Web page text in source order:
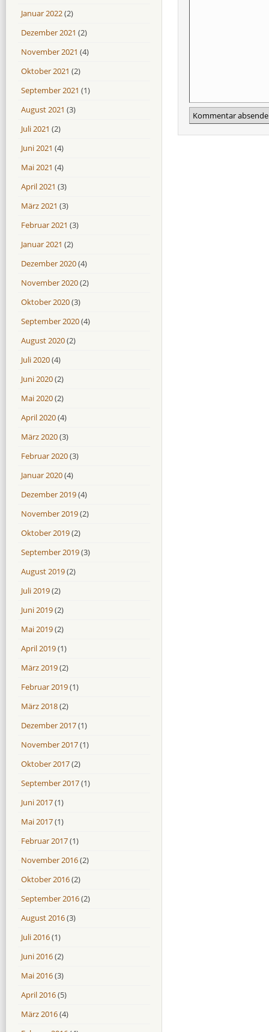
Januar 2022(2)
Dezember 2021 (2)
November 2021 (4)
Oktober 2021 (2)
September 2021 (1)
August 2021 (3)
Juli 2021 (2)
Juni 2021 (4)
Mai 2021 (4)
April 2021 (3)
März 2021 (3)
Februar 2021 (3)
Januar 2021 (2)
Dezember 2020(4)
November 2020(2)
Oktober 2020(3)
September 2020(4)
August 2020(2)
Juli 2020(4)
Juni 2020(2)
Mai 2020(2)
April 2020(4)
März 2020(3)
Februar 2020(3)
Januar 2020(4)
Dezember 2019(4)
November 2019(2)
Oktober 2019(2)
September 2019(3)
August 2019(2)
Juli 2019(2)
Juni 2019(2)
Mai 2019(2)
April 2019(1)
März 2019(2)
Februar 2019(1)
März 2018(2)
Dezember 2017(1)
November 2017(1)
Oktober 2017(2)
September 2017(1)
Juni 2017(1)
Mai 2017(1)
Februar 2017(1)
November 2016(2)
Oktober 2016(2)
September 2016(2)
August 2016(3)
Juli 2016(1)
Juni 2016(2)
Mai 2016(3)
April 2016(5)
März 2016(4)